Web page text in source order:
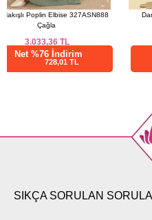
Dantel Detaylı 2 li Aerobin Takım
2861SLK540 Ekru&Laci
1.480,00
Net %28 İndirim
1065,60 TL
SIKÇA SORULAN